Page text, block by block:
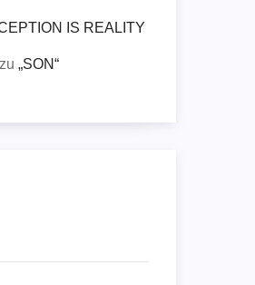
IS REALITY
zu „SON“